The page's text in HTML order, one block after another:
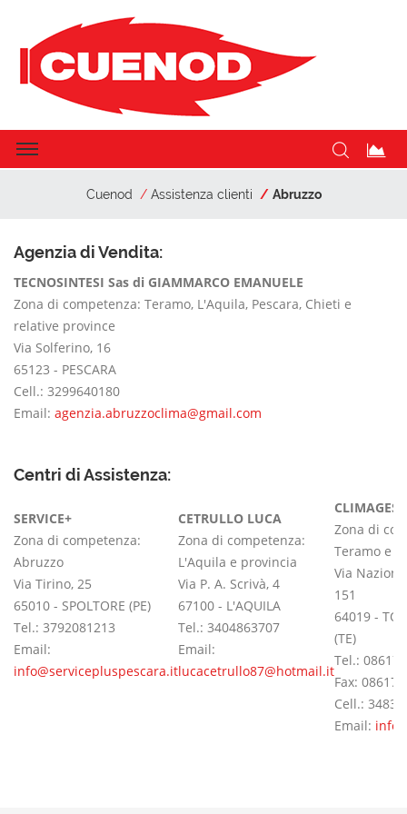
Cuenod Assistenza clienti Abruzzo
Agenzia di Vendita:
TECNOSINTESI Sas di GIAMMARCO EMANUELE
Zona di competenza: Teramo, L'Aquila, Pescara, Chieti e
relative province
Via Solferino, 16
65123 - PESCARA
Cell.: 3299640180
Email: agenzia.abruzzoclima@gmail.com
Centri di Assistenza:
SERVICE+
Zona di competenza:
Abruzzo
Via Tirino, 25
65010 - SPOLTORE (PE)
Tel.: 3792081213
Email:
info@servicepluspescara.it
CETRULLO LUCA
Zona di competenza:
L'Aquila e provincia
Via P. A. Scrivà, 4
67100 - L'AQUILA
Tel.: 3404863707
Email:
lucacetrullo87@hotmail.it
Zona di
Teramo e
Via
151
64019 -
(TE)
Tel.:
Fax:
Cell.:
Email: